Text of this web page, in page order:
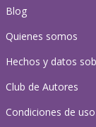
Blog
Quienes somos
Hechos y datos
Club de Autores
Condiciones de uso